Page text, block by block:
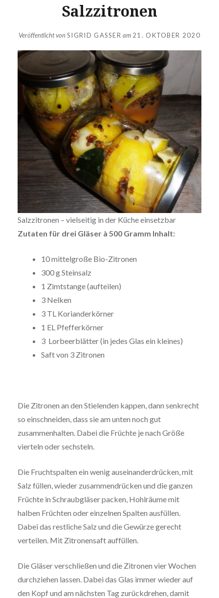
Salzzitronen
Veröffentlicht vonSIGRID GASSER am 21. OKTOBER 2020
Salzzitronen – vielseitig in der Küche einsetzbar
Zutaten für drei Gläser à 500 Gramm Inhalt:
10 mittelgroße Bio-Zitronen
300 g Steinsalz
1 Zimtstange (aufteilen)
3 Nelken
3 TL Korianderkörner
1 EL Pfefferkörner
3 Lorbeerblätter (in jedes Glas ein kleines)
Saft von 3 Zitronen
Die Zitronen an den Stielenden kappen, dann senkrecht
so einschneiden, dass sie am unten noch gut
zusammenhalten. Dabei die Früchte je nach Größe
vierteln oder sechsteln.
Die Fruchtspalten ein wenig auseinanderdrücken, mit
Salz füllen, wieder zusammendrücken und die ganzen
Früchte in Schraubgläser packen, Hohlräume mit
halben Früchten oder einzelnen Spalten ausfüllen.
Dabei das restliche Salz und die Gewürze gerecht
verteilen. Mit Zitronensaft auffüllen.
Die Gläser verschließen und die Zitronen vier Wochen
durchziehen lassen. Dabei das Glas immer wieder auf
den Kopf und am nächsten Tag zurückdrehen, damit